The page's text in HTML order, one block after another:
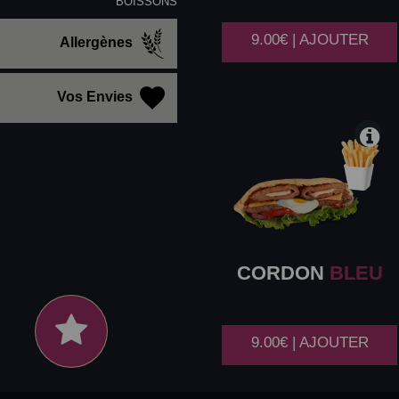
Allergènes
Vos Envies
9.00€ | AJOUTER
CORDON BLEU
9.00€ | AJOUTER